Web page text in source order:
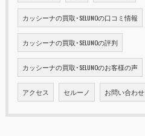
カッシーナの買取･SELUNOの口コミ情報
カッシーナの買取･SELUNOの評判
カッシーナの買取･SELUNOのお客様の声
アクセス セルーノ お問い合わせ